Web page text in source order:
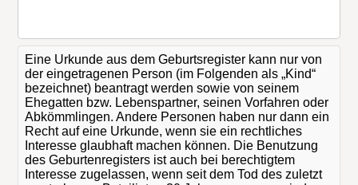
Eine Urkunde aus dem Geburtsregister kann nur von
der eingetragenen Person (im Folgenden als „Kind“
bezeichnet) beantragt werden sowie von seinem
Ehegatten bzw. Lebenspartner, seinen Vorfahren oder
Abkömmlingen. Andere Personen haben nur dann ein
Recht auf eine Urkunde, wenn sie ein rechtliches
Interesse glaubhaft machen können. Die Benutzung
des Geburtenregisters ist auch bei berechtigtem
Interesse zugelassen, wenn seit dem Tod des zuletzt